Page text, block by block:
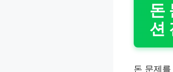
돈
션
돈 문제